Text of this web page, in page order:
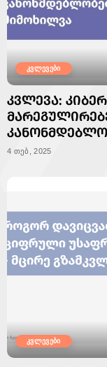
კვლევები
ᲙᲕᲚᲔᲕᲐ:
4 თებ, 2025
კვლევები